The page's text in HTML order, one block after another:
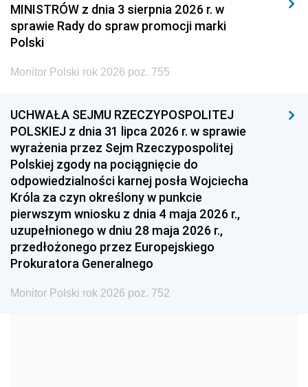
2008 2007 2006
2005
1996 1995 1994
1993 1992 1991
1990 1989
1987 1986 1985
1984 1983 1982
1981 1980 1979
1978 1977
1975 1974
MINISTRÓW z dnia 3 sierpnia 2026 r. w
sprawie Rady do spraw promocji marki
Polski
Monitor Polski rok 2026 poz. 755
UCHWAŁA SEJMU RZECZYPOSPOLITEJ
POLSKIEJ z dnia 31 lipca 2026 r. w sprawie
wyrażenia przez Sejm Rzeczypospolitej
Polskiej zgody na pociągnięcie do
odpowiedzialności karnej posła Wojciecha
Króla za czyn określony w punkcie
pierwszym wniosku z dnia 4 maja 2026 r.,
uzupełnionego w dniu 28 maja 2026 r.,
przedłożonego przez Europejskiego
Prokuratora Generalnego
Monitor Polski rok 2026 poz. 752